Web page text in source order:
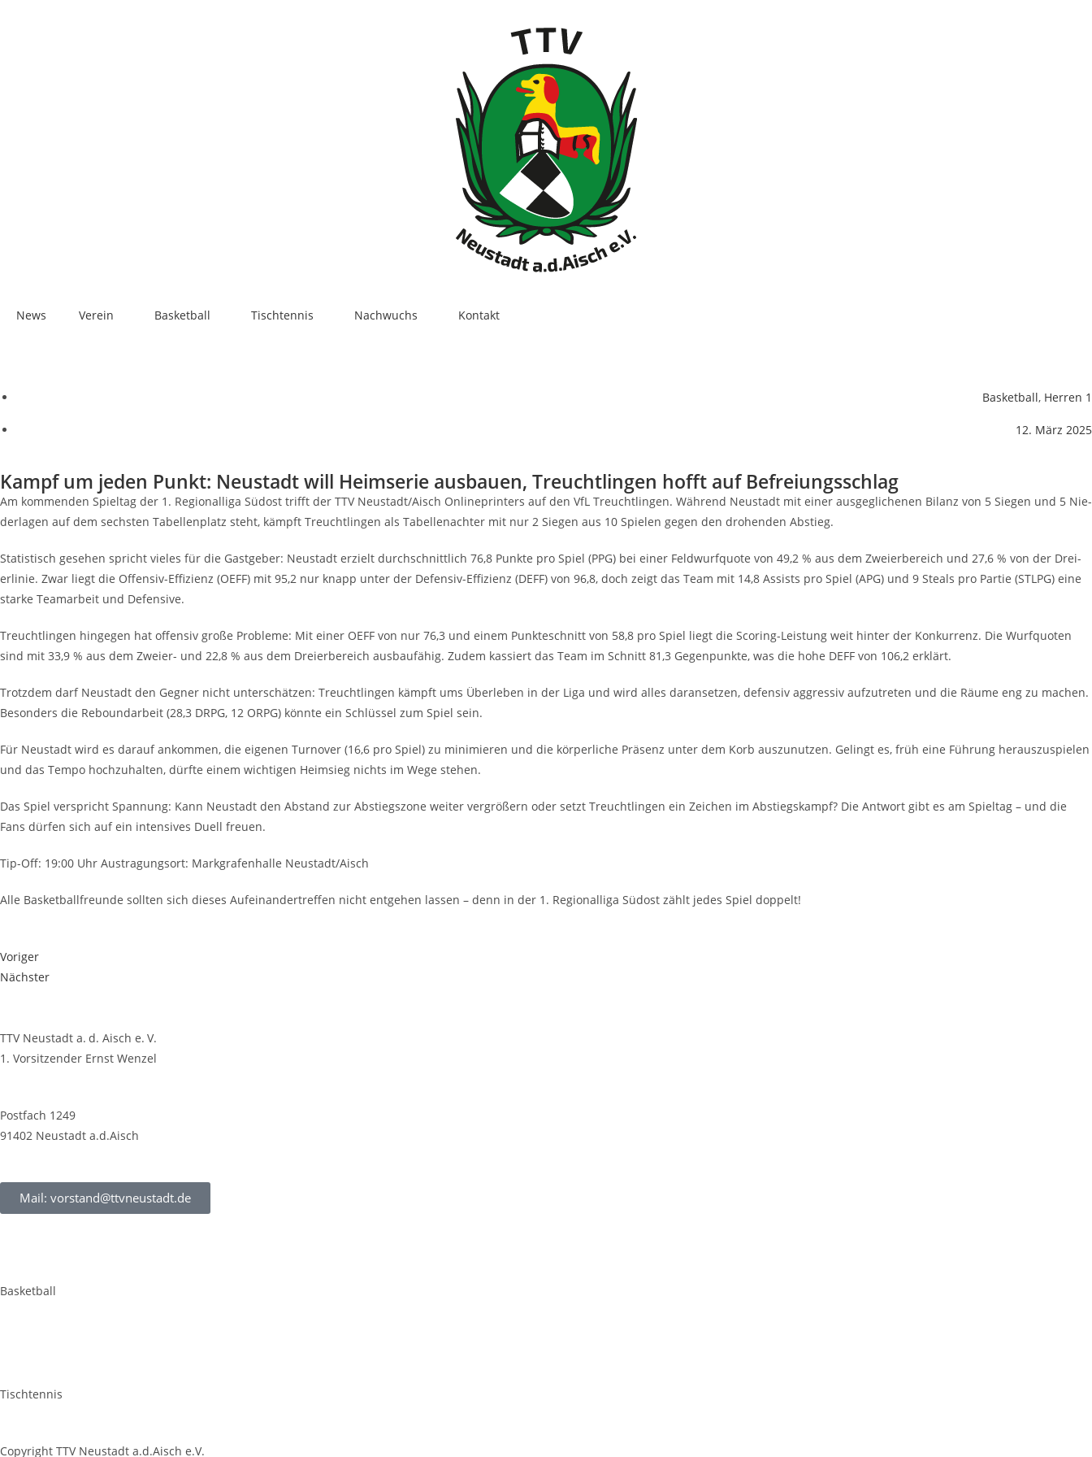
News Ver­ein Bas­ket­ball Tisch­ten­nis Nach­wuchs Kon­takt
Basketball, Herren 1
12. März 2025
Kampf um jeden Punkt: Neu­stadt will Heim­se­rie aus­bau­en, Treucht­lin­gen hofft auf Befreiungsschlag
Am kom­men­den Spiel­tag der 1. Regio­nal­li­ga Süd­ost trifft der TTV Neustadt/Aisch Online­prin­ters auf den VfL Treucht­lin­gen. Wäh­rend Neu­stadt mit einer aus­ge­gli­che­nen Bilanz von 5 Sie­gen und 5 Nie­
der­la­gen auf dem sechs­ten Tabel­len­platz steht, kämpft Treucht­lin­gen als Tabel­len­ach­ter mit nur 2 Sie­gen aus 10 Spie­len gegen den dro­hen­den Abstieg.
Sta­tis­tisch gese­hen spricht vie­les für die Gast­ge­ber: Neu­stadt erzielt durch­schnitt­lich 76,8 Punk­te pro Spiel (PPG) bei einer Feld­wurf­quo­te von 49,2 % aus dem Zwei­er­be­reich und 27,6 % von der Drei­
er­li­nie. Zwar liegt die Offen­siv-Effi­zi­enz (OEFF) mit 95,2 nur knapp unter der Defen­siv-Effi­zi­enz (DEFF) von 96,8, doch zeigt das Team mit 14,8 Assists pro Spiel (APG) und 9 Ste­als pro Par­tie (STLPG) eine
star­ke Team­ar­beit und Defensive.
Treucht­lin­gen hin­ge­gen hat offen­siv gro­ße Pro­ble­me: Mit einer OEFF von nur 76,3 und einem Punk­te­schnitt von 58,8 pro Spiel liegt die Scoring-Leis­tung weit hin­ter der Kon­kur­renz. Die Wurf­quo­ten
sind mit 33,9 % aus dem Zwei­er- und 22,8 % aus dem Drei­er­be­reich aus­bau­fä­hig. Zudem kas­siert das Team im Schnitt 81,3 Gegen­punk­te, was die hohe DEFF von 106,2 erklärt.
Trotz­dem darf Neu­stadt den Geg­ner nicht unter­schät­zen: Treucht­lin­gen kämpft ums Über­le­ben in der Liga und wird alles dar­an­set­zen, defen­siv aggres­siv auf­zu­tre­ten und die Räu­me eng zu machen.
Beson­ders die Rebound­ar­beit (28,3 DRPG, 12 ORPG) könn­te ein Schlüs­sel zum Spiel sein.
Für Neu­stadt wird es dar­auf ankom­men, die eige­nen Tur­no­ver (16,6 pro Spiel) zu mini­mie­ren und die kör­per­li­che Prä­senz unter dem Korb aus­zu­nut­zen. Gelingt es, früh eine Füh­rung her­aus­zu­spie­len
und das Tem­po hoch­zu­hal­ten, dürf­te einem wich­ti­gen Heim­sieg nichts im Wege stehen.
Das Spiel ver­spricht Span­nung: Kann Neu­stadt den Abstand zur Abstiegs­zo­ne wei­ter ver­grö­ßern oder setzt Treucht­lin­gen ein Zei­chen im Abstiegs­kampf? Die Ant­wort gibt es am Spiel­tag – und die
Fans dür­fen sich auf ein inten­si­ves Duell freuen.
Tip-Off: 19:00 Uhr Aus­tra­gungs­ort: Mark­gra­fen­hal­le Neustadt/Aisch
Alle Bas­ket­ball­freun­de soll­ten sich die­ses Auf­ein­an­der­tref­fen nicht ent­ge­hen las­sen – denn in der 1. Regio­nal­li­ga Süd­ost zählt jedes Spiel doppelt!
Voriger
Nächster
TTV Neustadt a. d. Aisch e. V.
1. Vorsitzender Ernst Wenzel
Postfach 1249
91402 Neustadt a.d.Aisch
Mail: vorstand@ttvneustadt.de
Basketball
Tischtennis
Copyright TTV Neustadt a.d.Aisch e.V.